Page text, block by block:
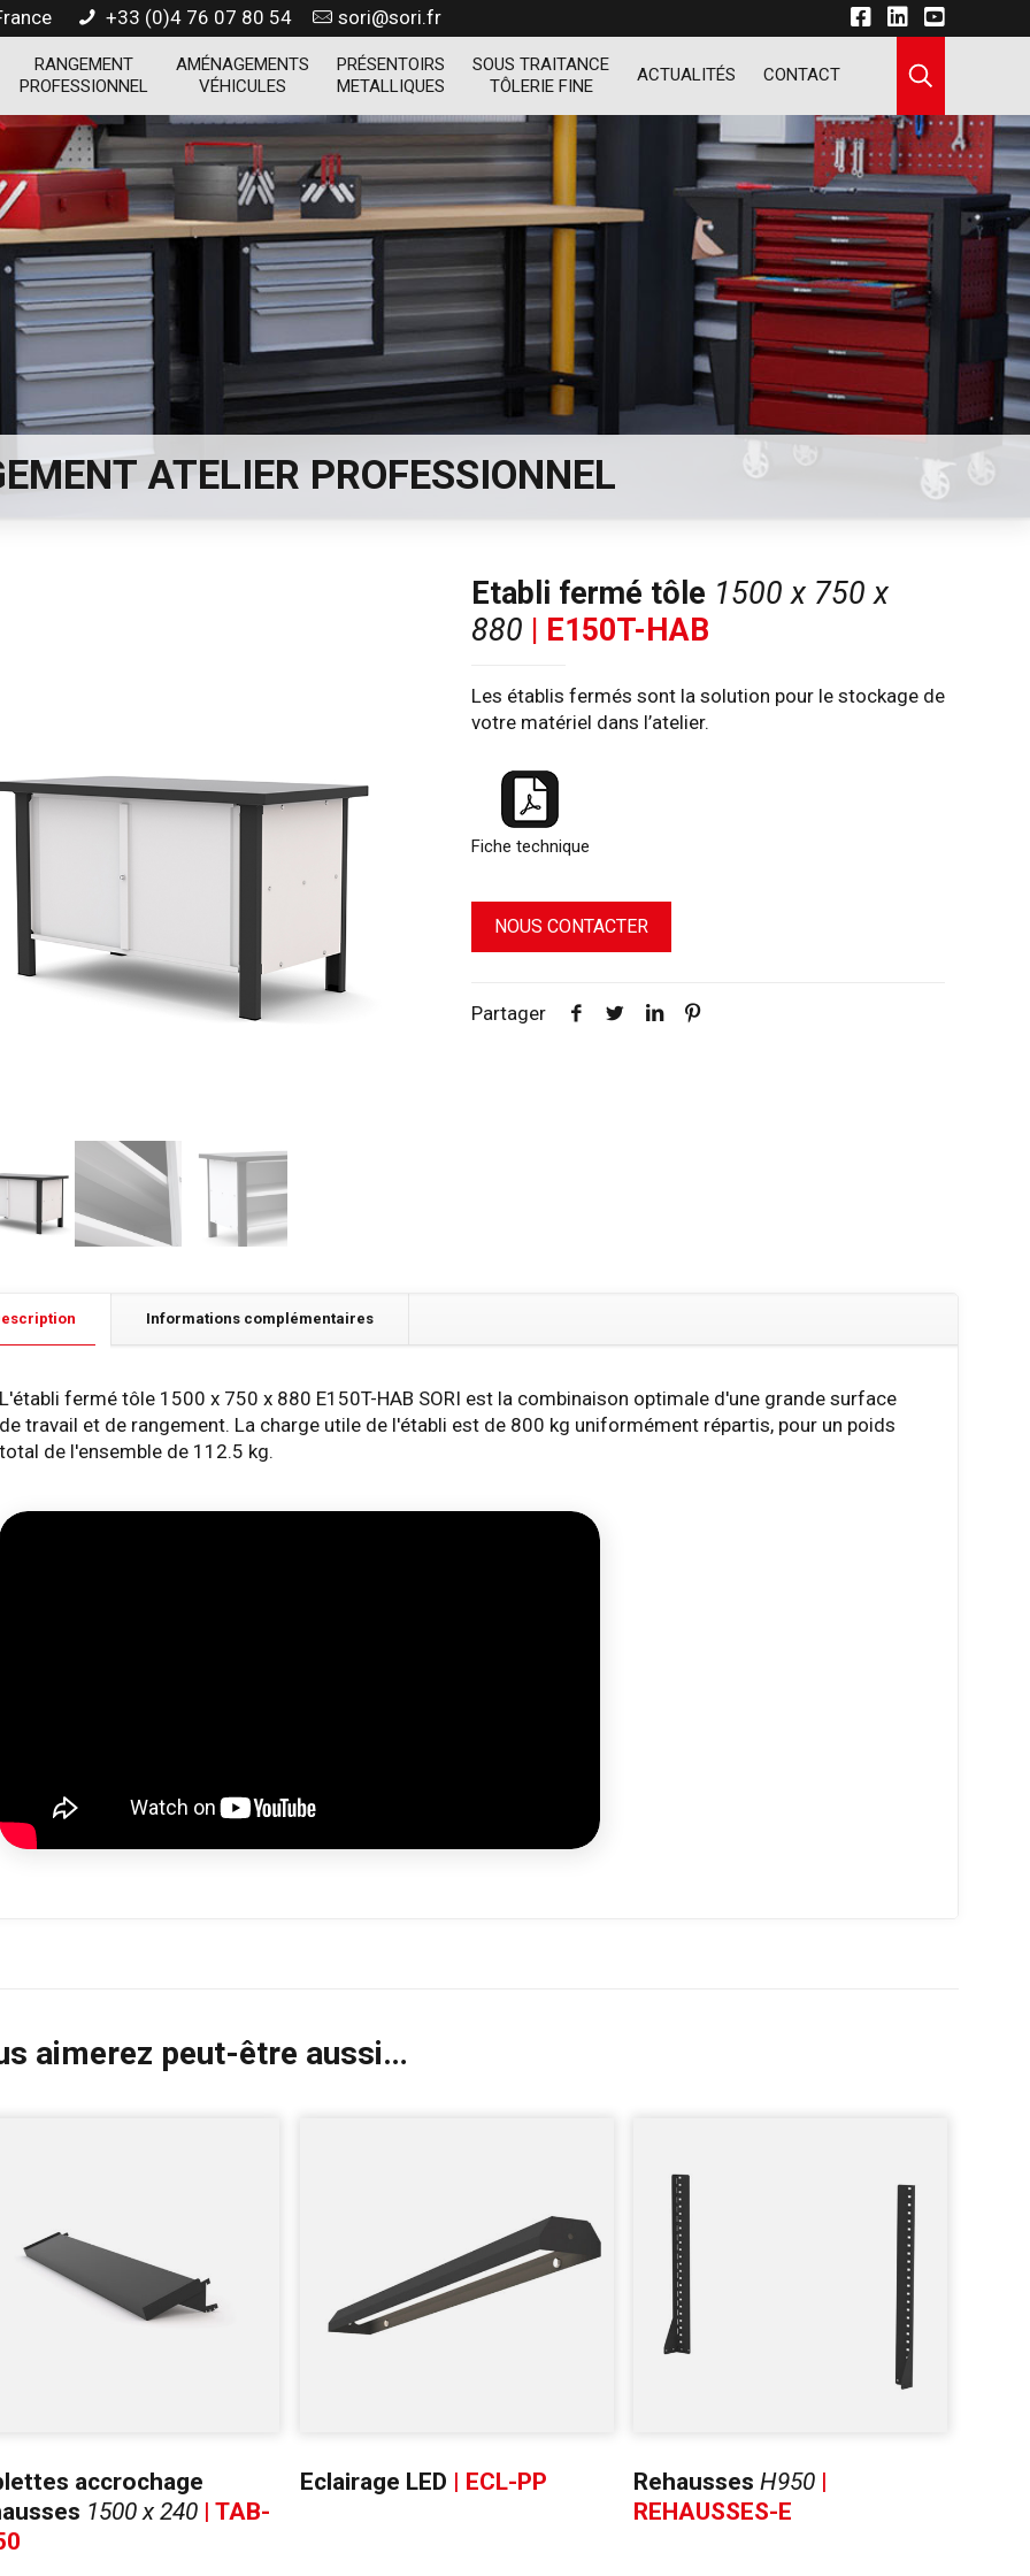
+33 (0)4 76 07 80 54 sori@sori.fr
RANGEMENT
PROFESSIONNEL
AMÉNAGEMENTS
VÉHICULES
PRÉSENTOIRS
METALLIQUES
SOUS TRAITANCE
TÔLERIE FINE
ACTUALITÉS CONTACT
ATELIER PROFESSIONNEL
Etabli fermé tôle 1500 x 750 x
880 | E150T-HAB
Les établis fermés sont la solution pour le stockage de
votre matériel dans l’atelier.
Fiche technique
NOUS CONTACTER
Partager
Informations complémentaires
L'établi fermé tôle 1500 x 750 x 880 E150T-HAB SORI est la combinaison optimale d'une grande surface
de travail et de rangement. La charge utile de l'établi est de 800 kg uniformément répartis, pour un poids
total de l'ensemble de 112.5 kg.
aimerez peut-être aussi…
accrochage
1500 x 240| TAB-
Eclairage LED | ECL-PP RehaussesH950 |
REHAUSSES-E